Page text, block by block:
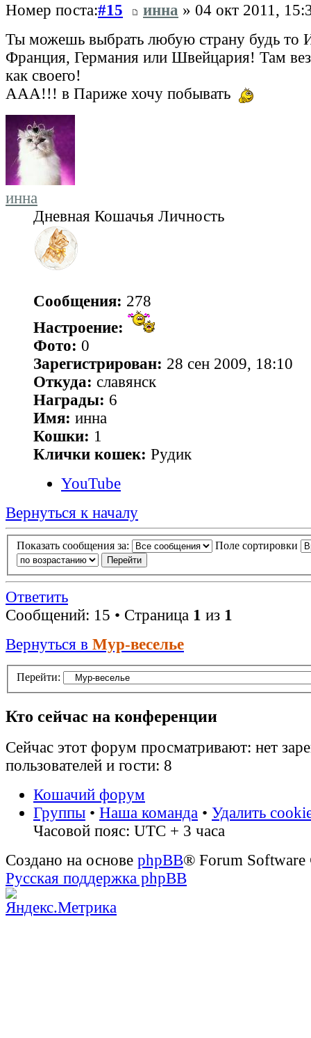
Номер поста:#15 инна » 04 окт 2011,
Ты можешь выбрать любую страну будь то
Франция, Германия или Швейцария! Там
как своего!
ААА!!! в Париже хочу побывать
инна
Дневная Кошачья Личность
Сообщения: 278
Настроение:
Фото: 0
Зарегистрирован: 28 сен 2009, 18:10
Откуда: славянск
Награды: 6
Имя: инна
Кошки: 1
Клички кошек: Рудик
YouTube
Вернуться к началу
Показать сообщения за: Поле сортировки
Ответить
Сообщений: 15 • Страница 1 из 1
Вернуться в Мур-веселье
Перейти:
Кто сейчас на конференции
Сейчас этот форум просматривают: нет
пользователей и гости: 8
Кошачий форум
Группы • Наша команда • Удалить
Часовой пояс: UTC + 3 часа
Создано на основе phpBB® Forum
Русская поддержка phpBB